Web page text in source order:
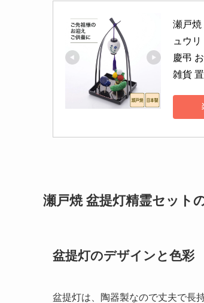
瀬戸焼
ュウ
慶弔
雑貨
瀬戸焼 盆提灯精霊セット
盆提灯のデザインと色彩
盆提灯は、陶器製なので丈夫で長